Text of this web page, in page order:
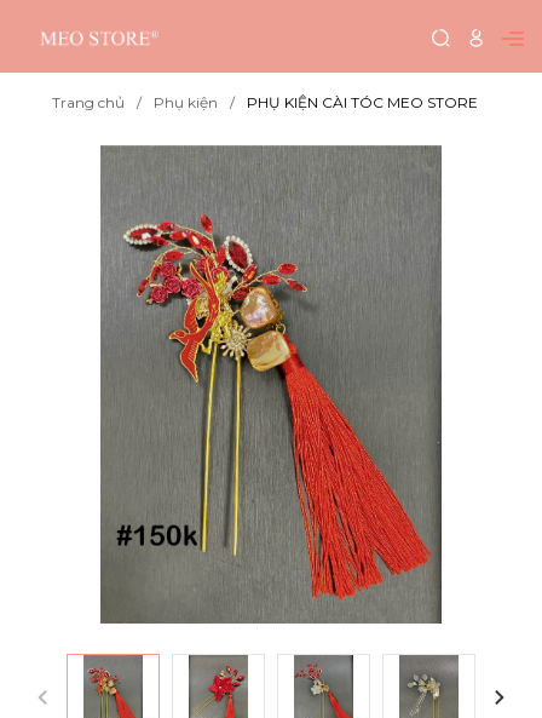
Trang chủ Phụ kiện PHỤ KIỆN CÀI TÓC MEO STORE